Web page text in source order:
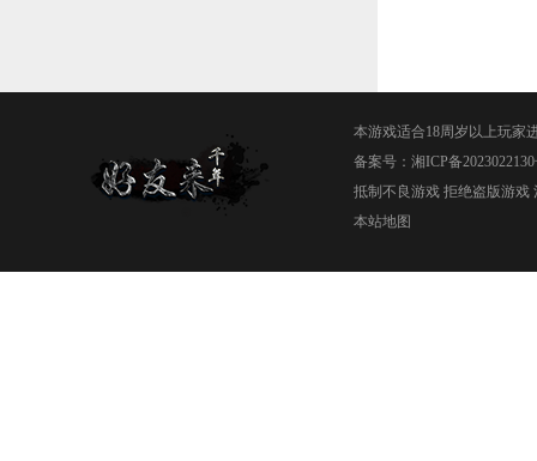
本游戏适合18周岁以上玩家
备案号： 湘ICP备
抵制不良游戏 拒绝盗版游戏
本站地图